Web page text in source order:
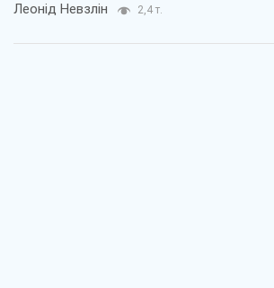
Леонід Невзлін 2,4 т.